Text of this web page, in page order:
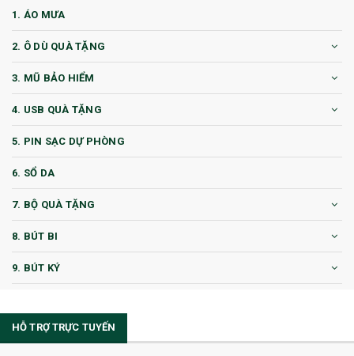
1. ÁO MƯA
2. Ô DÙ QUÀ TẶNG
3. MŨ BẢO HIỂM
4. USB QUÀ TẶNG
5. PIN SẠC DỰ PHÒNG
6. SỔ DA
7. BỘ QUÀ TẶNG
8. BÚT BI
9. BÚT KÝ
11. CỐC/BÌNH GIỮ NHIỆT
HỖ TRỢ TRỰC TUYẾN